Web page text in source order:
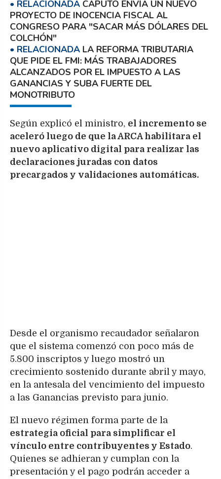
CAPUTO ENVÍA UN NUEVO
PROYECTO DE INOCENCIA FISCAL AL
CONGRESO PARA "SACAR MÁS DÓLARES DEL
COLCHÓN"
LA REFORMA TRIBUTARIA
QUE PIDE EL FMI: MÁS TRABAJADORES
ALCANZADOS POR EL IMPUESTO A LAS
GANANCIAS Y SUBA FUERTE DEL
MONOTRIBUTO
Según explicó el ministro, el incremento se
aceleró luego de que la ARCA habilitara el
nuevo aplicativo digital para realizar las
declaraciones juradas con datos
precargados y validaciones automáticas.
Desde el organismo recaudador señalaron
que el sistema comenzó con poco más de
5.800 inscriptos y luego mostró un
crecimiento sostenido durante abril y mayo,
en la antesala del vencimiento del impuesto
a las Ganancias previsto para junio.
El nuevo régimen forma parte de la
estrategia oficial para simplificar el
vínculo entre contribuyentes y Estado.
Quienes se adhieran y cumplan con la
presentación y el pago podrán acceder a